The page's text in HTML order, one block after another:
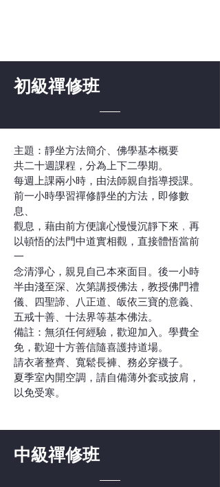
初級禪修班
主題：靜坐方法簡介、佛學基本概要
共二十週課程，分為上下二學期。
每週上課兩小時，由法師親自指導授課。
前一小時學習禪修靜坐的方法，即修數
息、
觀息，藉由前方便讓心慢慢沉靜下來﹐再
以頓悟的法門中道實相觀，直接體悟當前
一
念清淨心，親見自己本來面目。後一小時
半由淺至深、次第講授佛法，教授佛門禮
儀、四聖諦、八正道、皈依三寶的意義、
五戒十善、十法界等基本佛法。
備註：無須任何經驗，歡迎加入。學費全
免，歡迎十方善信隨喜護持道場。
請衣著整齊、寬鬆長褲、務必穿襪子。
夏季室內開空調，請自備薄外套或披肩，
以免受寒。
中級禪修班